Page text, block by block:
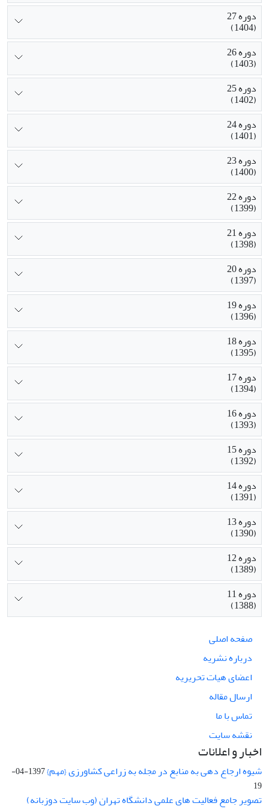
دوره 27
(1404)
دوره 26
(1403)
دوره 25
(1402)
دوره 24
(1401)
دوره 23
(1400)
دوره 22
(1399)
دوره 21
(1398)
دوره 20
(1397)
دوره 19
(1396)
دوره 18
(1395)
دوره 17
(1394)
دوره 16
(1393)
دوره 15
(1392)
دوره 14
(1391)
دوره 13
(1390)
دوره 12
(1389)
دوره 11
(1388)
صفحه اصلی
درباره نشریه
اعضای هیات تحریریه
ارسال مقاله
تماس با ما
نقشه سایت
اخبار و اعلانات
شیوه ارجاع دهی به منابع در مجله به زراعی کشاورزی {مهم}
1397-04-
19
تصویر جامع فعالیت های علمی دانشگاه تهران (وب سایت دوزبانه)